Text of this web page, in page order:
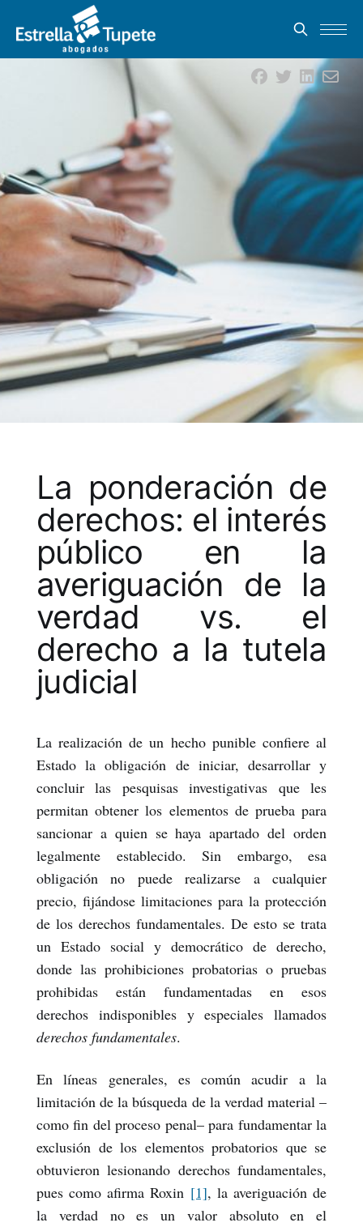
La ponderación de
derechos: el interés
público en la
averiguación de la
verdad vs. el
derecho a la tutela
judicial
La realización de un hecho punible confiere al
Estado la obligación de iniciar, desarrollar y
concluir las pesquisas investigativas que les
permitan obtener los elementos de prueba para
sancionar a quien se haya apartado del orden
legalmente establecido. Sin embargo, esa
obligación no puede realizarse a cualquier
precio, fijándose limitaciones para la protección
de los derechos fundamentales. De esto se trata
un Estado social y democrático de derecho,
donde las prohibiciones probatorias o pruebas
prohibidas están fundamentadas en esos
derechos indisponibles y especiales llamados
derechos fundamentales.
En líneas generales, es común acudir a la
limitación de la búsqueda de la verdad material –
como fin del proceso penal– para fundamentar la
exclusión de los elementos probatorios que se
obtuvieron lesionando derechos fundamentales,
pues como afirma Roxin [1], la averiguación de
la verdad no es un valor absoluto en el